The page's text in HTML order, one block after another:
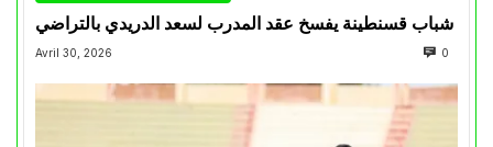
شباب قسنطينة يفسخ عقد المدرب لسعد الدريدي بالتراضي
Avril 30, 2026 0